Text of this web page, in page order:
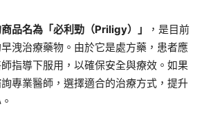
品名為「必利勁（Priligy）」
，是目前
洩治療藥物。由於它是處方藥，患者應
指導下服用，以確保安全與療效。如果
專業醫師，選擇適合的治療方式，提升